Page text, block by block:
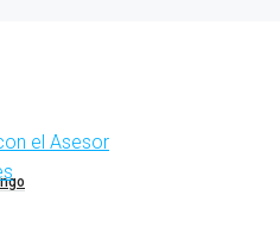
el Asesor